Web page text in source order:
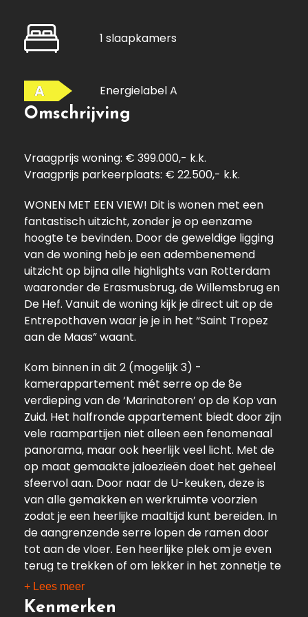
1 slaapkamers
A Energielabel A
Omschrijving
Vraagprijs woning: € 399.000,- k.k.
Vraagprijs parkeerplaats: € 22.500,- k.k.
WONEN MET EEN VIEW! Dit is wonen met een
fantastisch uitzicht, zonder je op eenzame
hoogte te bevinden. Door de geweldige ligging
van de woning heb je een adembenemend
uitzicht op bijna alle highlights van Rotterdam
waaronder de Erasmusbrug, de Willemsbrug en
De Hef. Vanuit de woning kijk je direct uit op de
Entrepothaven waar je je in het “Saint Tropez
aan de Maas” waant.
Kom binnen in dit 2 (mogelijk 3) -
kamerappartement mét serre op de 8e
verdieping van de ‘Marinatoren’ op de Kop van
Zuid. Het halfronde appartement biedt door zijn
vele raampartijen niet alleen een fenomenaal
panorama, maar ook heerlijk veel licht. Met de
op maat gemaakte jaloezieën doet het geheel
sfeervol aan. Door naar de U-keuken, deze is
van alle gemakken en werkruimte voorzien
zodat je een heerlijke maaltijd kunt bereiden. In
de aangrenzende serre lopen de ramen door
tot aan de vloer. Een heerlijke plek om je even
terug te trekken of om lekker in het zonnetje te
zitten door de ramen die open geschoven
kunnen worden.
+ Lees meer
Kenmerken